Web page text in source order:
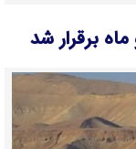
برقرار شد